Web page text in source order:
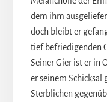
dem ihm
doch bleibt er
tief befriedigenden
Seiner Gier ist er in
er seinem Schicksal
Sterblichen